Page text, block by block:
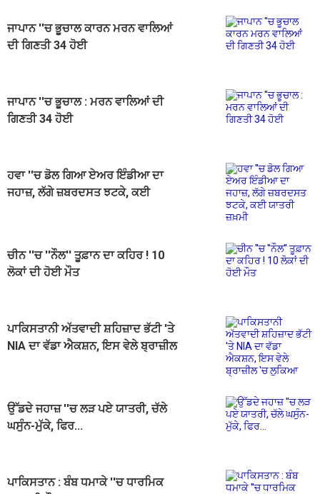
ਜਾਪਾਨ ''ਚ ਭੂਚਾਲ ਕਾਰਨ ਮਰਨ ਵਾਲਿਆਂ
ਦੀ ਗਿਣਤੀ 34 ਹੋਈ
ਜਾਪਾਨ ''ਚ ਭੂਚਾਲ : ਮਰਨ ਵਾਲਿਆਂ ਦੀ
ਗਿਣਤੀ 34 ਹੋਈ
ਹਵਾ ''ਚ ਡੋਲ ਗਿਆ ਏਅਰ ਇੰਡੀਆ ਦਾ
ਜਹਾਜ਼, ਲੱਗੇ ਜ਼ਬਰਦਸਤ ਝਟਕੇ, ਕਈ
ਚੀਨ ''ਚ ''ਨੌਲ'' ਤੂਫ਼ਾਨ ਦਾ ਕਹਿਰ ! 10
ਲੋਕਾਂ ਦੀ ਹੋਈ ਮੌਤ
ਪਾਕਿਸਤਾਨੀ ਅੱਤਵਾਦੀ ਸ਼ਹਿਜ਼ਾਦ ਭੱਟੀ 'ਤੇ
NIA ਦਾ ਵੱਡਾ ਐਕਸ਼ਨ, ਇਸ ਵੇਲੇ ਬ੍ਰਾਜ਼ੀਲ
ਉੱਡਦੇ ਜਹਾਜ਼ ''ਚ ਲੜ ਪਏ ਯਾਤਰੀ, ਚੱਲੇ
ਘਸੁੰਨ-ਮੁੱਕੇ, ਫਿਰ...
ਪਾਕਿਸਤਾਨ : ਬੰਬ ਧਮਾਕੇ ''ਚ ਧਾਰਮਿਕ